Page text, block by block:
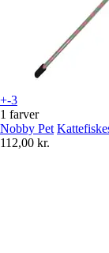
+-3
1 farver
Nobby Pet
112,00 kr.